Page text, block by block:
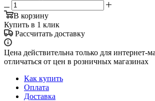
В корзину
Купить в 1 клик
Рассчитать доставку
Цена действительна только для интернет-
отличаться от цен в розничных магазинах
Как купить
Оплата
Доставка